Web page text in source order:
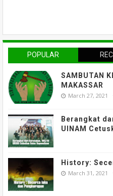
POPULAR
SAMBUTAN
MAKASSAR
March 27, 2021
Berangkat
UINAM
History:
March 31, 2021